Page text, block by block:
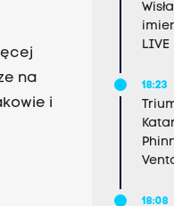
na
i
LIVE
18:23
18:08